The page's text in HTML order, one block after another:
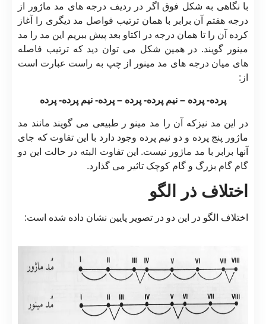
با نگاهی به شکل فوق اگر در ردیف درجه های مد ماژور از
درجه هفتم آن برابر با همان ترتیب فواصل مد دیگری را آغاز
کرده آن را تا همان درجه در اکتاو بعد پیش ببریم این مد را مد
مینور گویند. در همین شکل می توان دید که ترتیب فاصله
های میان درجه های مد مینور از چپ به راست عبارت است
از:
پرده- پرده – نیم پرده- پرده – پرده- نیم پرده- پرده
در این مد نیزکه آن را مد مینو ر طبیعی می گویند مانند مد
ماژور پنج پرده و دو نیم پرده وجود دارد با این تفاوت که جای
آنها برابر با مد ماژور نیست. این تفاوت البته در حالت این دو
گام گام بزرگ و گام کوچک تاثیر می گذارد.
اختلاف ذر الگو
اختلاف الگو در این دو در تصویر پایین نشان داده شده است: